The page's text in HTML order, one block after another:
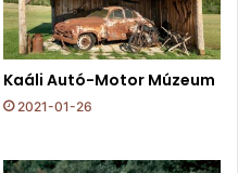
Kaáli Autó-Motor Múzeum
2021-01-26